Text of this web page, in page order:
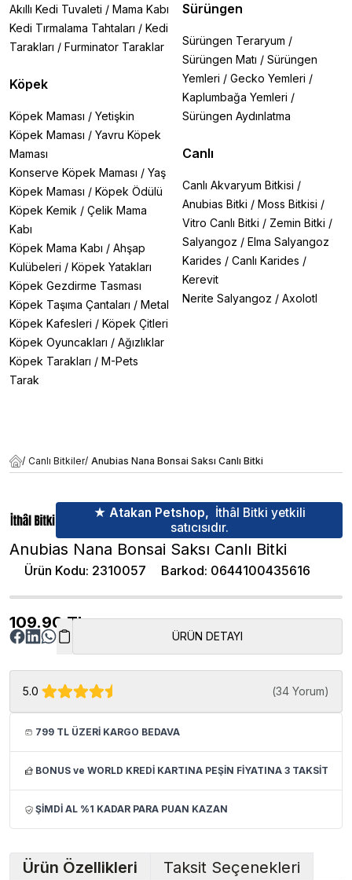
Akıllı Kedi Tuvaleti / Mama Kabı
Kedi Tırmalama Tahtaları / Kedi
Tarakları / Furminator Taraklar
Köpek
Köpek Maması / Yetişkin
Köpek Maması / Yavru Köpek
Maması
Konserve Köpek Maması / Yaş
Köpek Maması / Köpek Ödülü
Köpek Kemik / Çelik Mama
Kabı
Köpek Mama Kabı / Ahşap
Kulübeleri / Köpek Yatakları
Köpek Gezdirme Tasması
Köpek Taşıma Çantaları / Metal
Köpek Kafesleri / Köpek Çitleri
Köpek Oyuncakları / Ağızlıklar
Köpek Tarakları / M-Pets
Tarak
Sürüngen
Sürüngen Teraryum /
Sürüngen Matı / Sürüngen
Yemleri / Gecko Yemleri /
Kaplumbağa Yemleri /
Sürüngen Aydınlatma
Canlı
Canlı Akvaryum Bitkisi /
Anubias Bitki / Moss Bitkisi /
Vitro Canlı Bitki / Zemin Bitki /
Salyangoz / Elma Salyangoz
Karides / Canlı Karides /
Kerevit
Nerite Salyangoz / Axolotl
/ Canlı Bitkiler/ Anubias Nana Bonsai Saksı Canlı Bitki
★ Atakan Petshop, İthâl Bitki yetkili
satıcısıdır.
Anubias Nana Bonsai Saksı Canlı Bitki
Ürün Kodu: 2310057 Barkod: 0644100435616
109.90 TL
ÜRÜN DETAYI
5.0 (34 Yorum)
799 TL ÜZERİ KARGO BEDAVA
BONUS ve WORLD KREDİ KARTINA PEŞİN FİYATINA 3 TAKSİT
ŞİMDİ AL %1 KADAR PARA PUAN KAZAN
Ürün Özellikleri Taksit Seçenekleri